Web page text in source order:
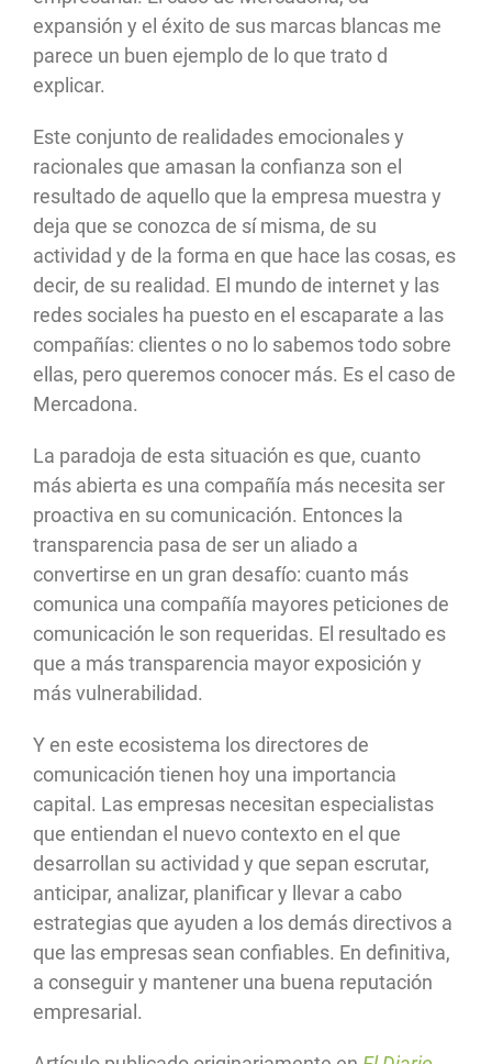
expansión y el éxito de sus marcas blancas me
parece un buen ejemplo de lo que trato d
explicar.
Este conjunto de realidades emocionales y
racionales que amasan la confianza son el
resultado de aquello que la empresa muestra y
deja que se conozca de sí misma, de su
actividad y de la forma en que hace las cosas, es
decir, de su realidad. El mundo de internet y las
redes sociales ha puesto en el escaparate a las
compañías: clientes o no lo sabemos todo sobre
ellas, pero queremos conocer más. Es el caso de
Mercadona.
La paradoja de esta situación es que, cuanto
más abierta es una compañía más necesita ser
proactiva en su comunicación. Entonces la
transparencia pasa de ser un aliado a
convertirse en un gran desafío: cuanto más
comunica una compañía mayores peticiones de
comunicación le son requeridas. El resultado es
que a más transparencia mayor exposición y
más vulnerabilidad.
Y en este ecosistema los directores de
comunicación tienen hoy una importancia
capital. Las empresas necesitan especialistas
que entiendan el nuevo contexto en el que
desarrollan su actividad y que sepan escrutar,
anticipar, analizar, planificar y llevar a cabo
estrategias que ayuden a los demás directivos a
que las empresas sean confiables. En definitiva,
a conseguir y mantener una buena reputación
empresarial.